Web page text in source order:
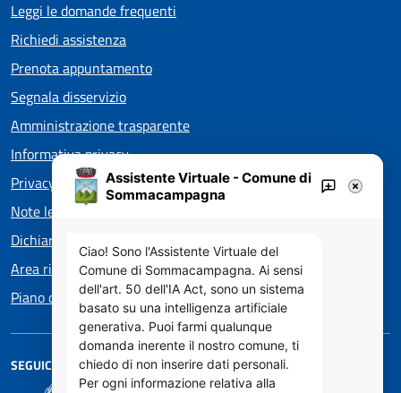
Leggi le domande frequenti
Richiedi assistenza
Prenota appuntamento
Segnala disservizio
Amministrazione trasparente
Informativa privacy
Privacy policy EOS
Note legali
Dichiarazione di accessibilità
Area riservata
Piano di Miglioramento dei servizi
SEGUICI SU
Assistente Virtuale - Comune di
Sommacampagna
Ciao! Sono l'Assistente Virtuale del
Comune di Sommacampagna. Ai sensi
dell'art. 50 dell'IA Act, sono un sistema
basato su una intelligenza artificiale
generativa. Puoi farmi qualunque
domanda inerente il nostro comune, ti
chiedo di non inserire dati personali.
Per ogni informazione relativa alla